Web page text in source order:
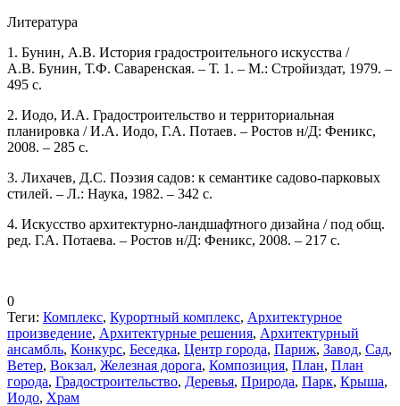
Литература
1. Бунин, А.В. История градостроительного искусства /
А.В. Бунин, Т.Ф. Саваренская. – Т. 1. – М.: Стройиздат, 1979. –
495 с.
2. Иодо, И.А. Градостроительство и территориальная
планировка / И.А. Иодо, Г.А. Потаев. – Ростов н/Д: Феникс,
2008. – 285 с.
3. Лихачев, Д.С. Поэзия садов: к семантике садово-парковых
стилей. – Л.: Наука, 1982. – 342 с.
4. Искусство архитектурно-ландшафтного дизайна / под общ.
ред. Г.А. Потаева. – Ростов н/Д: Феникс, 2008. – 217 с.
0
Теги: Комплекс, Курортный комплекс, Архитектурное
произведение, Архитектурные решения, Архитектурный
ансамбль, Конкурс, Беседка, Центр города, Париж, Завод, Сад,
Ветер, Вокзал, Железная дорога, Композиция, План, План
города, Градостроительство, Деревья, Природа, Парк, Крыша,
Иодо, Храм